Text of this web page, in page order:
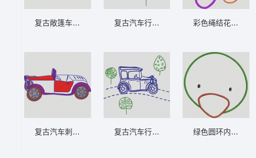
复古敞篷车线稿图 卡通童装章标贴布
复古汽车刺绣图案 卡通童装章标贴布
复古汽车行驶在乡间小路 卡通童装章标贴布
复古汽车行驶在乡间小路 卡通童装章标贴布